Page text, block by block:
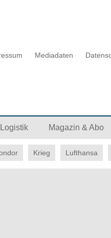
Mediadaten
Magazin & Abo
Krieg Lufthansa